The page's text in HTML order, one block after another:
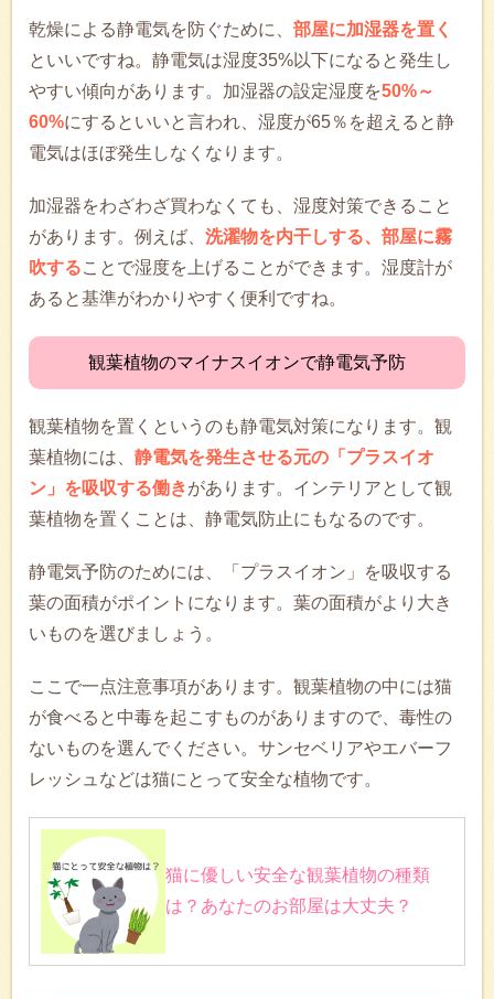
乾燥による静電気を防ぐために、 部屋に加湿器を置く
といいですね。静電気は湿度35%以下になると発生し
やすい傾向があります。加湿器の設定湿度を50%～
60%にするといいと言われ、湿度が65％を超えると静
電気はほぼ発生しなくなります。
加湿器をわざわざ買わなくても、湿度対策できること
があります。例えば、 洗濯物を内干しする、部屋に霧
吹することで湿度を上げることができます。湿度計が
あると基準がわかりやすく便利ですね。
観葉植物のマイナスイオンで静電気予防
観葉植物を置くというのも静電気対策になります。観
葉植物には、 静電気を発生させる元の「プラスイオ
ン」を吸収する働きがあります。インテリアとして観
葉植物を置くことは、静電気防止にもなるのです。
静電気予防のためには、「プラスイオン」を吸収する
葉の面積がポイントになります。葉の面積がより大き
いものを選びましょう。
ここで一点注意事項があります。観葉植物の中には猫
が食べると中毒を起こすものがありますので、毒性の
ないものを選んでください。サンセベリアやエバーフ
レッシュなどは猫にとって安全な植物です。
猫に優しい安全な観葉植物の種類
は？あなたのお部屋は大丈夫？